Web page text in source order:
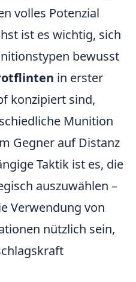
volles Potenzial
ist es wichtig, sich
bewusst
in erster
konzipiert sind,
Munition
Gegner auf Distanz
Taktik ist es, die
auszuwählen –
Verwendung von
nützlich sein,